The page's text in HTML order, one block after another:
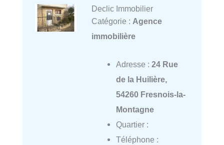
Declic Immobilier
Catégorie : Agence
immobilière
Adresse : 24 Rue
de la Huilière,
54260 Fresnois-la-
Montagne
Quartier :
Téléphone :